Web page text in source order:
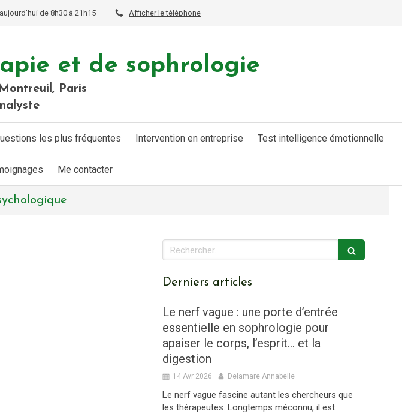
de 8h30 à 21h15 Afficher le téléphone
et de sophrologie
Paris
les plus fréquentes Intervention en entreprise Test intelligence émotionnelle
Me contacter
Rechercher
Derniers articles
Le nerf vague : une porte d’entrée
essentielle en sophrologie pour
apaiser le corps, l’esprit… et la
digestion
14 Avr 2026 Delamare Annabelle
Le nerf vague fascine autant les chercheurs que
les thérapeutes. Longtemps méconnu, il est